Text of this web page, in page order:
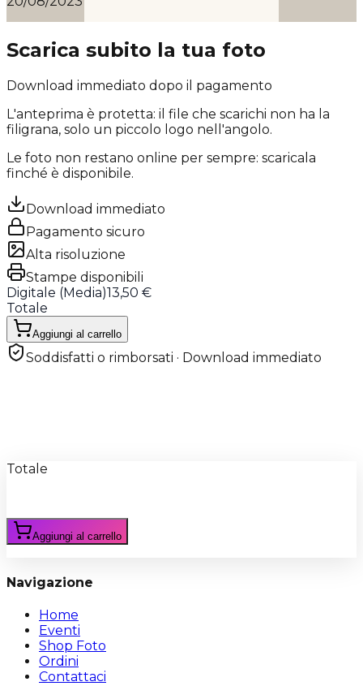
Scarica subito la tua foto
Download immediato dopo il pagamento
L'anteprima è protetta: il file che scarichi non ha la
filigrana, solo un piccolo logo nell'angolo.
Le foto non restano online per sempre: scaricala
finché è disponibile.
Download immediato
Pagamento sicuro
Alta risoluzione
Stampe disponibili
Digitale (Media)13,50 €
Totale
Aggiungi al carrello
Soddisfatti o rimborsati · Download immediato
Totale
Aggiungi al carrello
Navigazione
Home
Eventi
Shop Foto
Ordini
Contattaci